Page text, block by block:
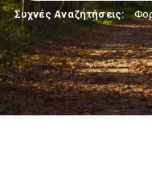
Συχνές Αναζητήσεις: